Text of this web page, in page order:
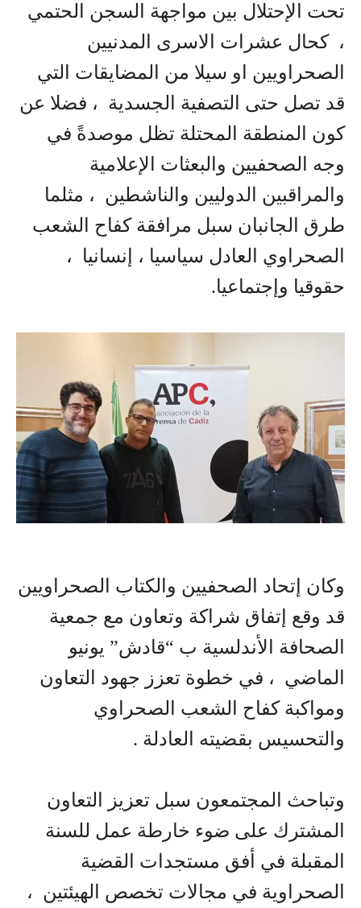
تحت الإحتلال بين مواجهة السجن الحتمي
، كحال عشرات الاسرى المدنيين
الصحراويين او سيلا من المضايقات التي
قد تصل حتى التصفية الجسدية ، فضلا عن
كون المنطقة المحتلة تظل موصدةً في
وجه الصحفيين والبعثات الإعلامية
والمراقبين الدوليين والناشطين ، مثلما
طرق الجانبان سبل مرافقة كفاح الشعب
الصحراوي العادل سياسيا ، إنسانيا ،
حقوقيا وإجتماعيا.
وكان إتحاد الصحفيين والكتاب الصحراويين
قد وقع إتفاق شراكة وتعاون مع جمعية
الصحافة الأندلسية ب “قادش” يونيو
الماضي ، في خطوة تعزز جهود التعاون
ومواكبة كفاح الشعب الصحراوي
والتحسيس بقضيته العادلة .
وتباحث المجتمعون سبل تعزيز التعاون
المشترك على ضوء خارطة عمل للسنة
المقبلة في أفق مستجدات القضية
الصحراوية في مجالات تخصص الهيئتين ،